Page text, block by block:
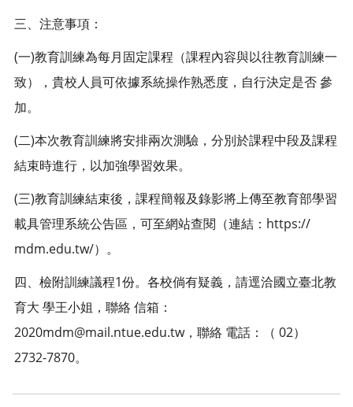
三、注意事項：
(一)教育訓練為每月固定課程（課程內容與以往教育訓練一
致），貴校人員可依據系統操作熟悉度，自行決定是否 參
加。
(二)本次教育訓練將安排兩次測驗，分別於課程中段及課程
結束時進行，以加強學習效果。
(三)教育訓練結束後，課程簡報及錄影將上傳至教育部學習
載具管理系統公告區，可至網站查閱（連結：https://
mdm.edu.tw/）。
四、檢附訓練議程1份。各校倘有疑義，請逕洽國立臺北教
育大 學王小姐，聯絡 信箱：
2020mdm@mail.ntue.edu.tw，聯絡 電話：（ 02）
2732-7870。